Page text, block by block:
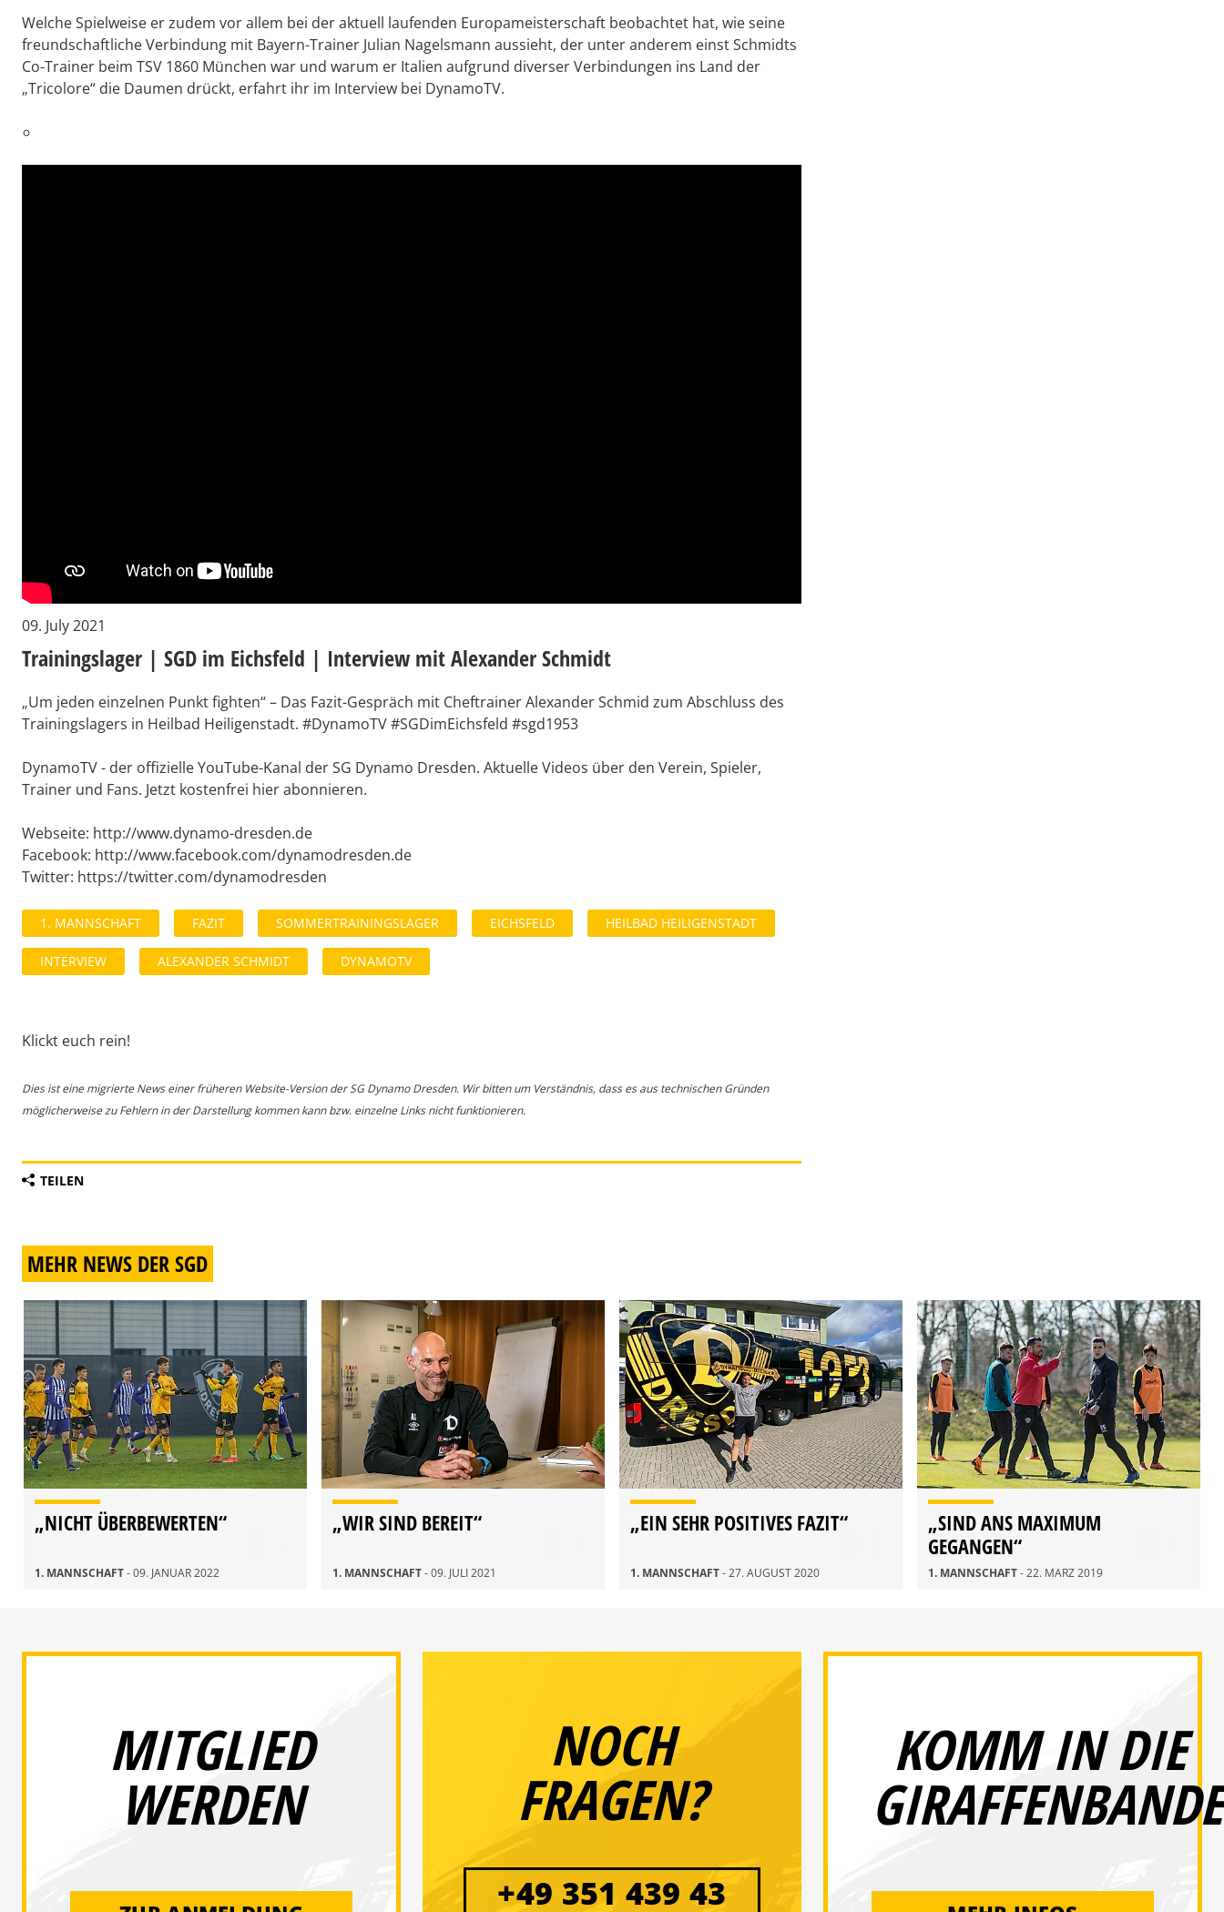
Welche Spielweise er zudem vor allem bei der aktuell laufenden Europameisterschaft beobachtet hat, wie seine
freundschaftliche Verbindung mit Bayern-Trainer Julian Nagelsmann aussieht, der unter anderem einst Schmidts
Co-Trainer beim TSV 1860 München war und warum er Italien aufgrund diverser Verbindungen ins Land der
„Tricolore“ die Daumen drückt, erfahrt ihr im Interview bei DynamoTV.
09. July 2021
Trainingslager | SGD im Eichsfeld | Interview mit Alexander Schmidt
„Um jeden einzelnen Punkt fighten“ – Das Fazit-Gespräch mit Cheftrainer Alexander Schmid zum Abschluss des
Trainingslagers in Heilbad Heiligenstadt. #DynamoTV #SGDimEichsfeld #sgd1953
DynamoTV - der offizielle YouTube-Kanal der SG Dynamo Dresden. Aktuelle Videos über den Verein, Spieler,
Trainer und Fans. Jetzt kostenfrei hier abonnieren.
Webseite: http://www.dynamo-dresden.de
Facebook: http://www.facebook.com/dynamodresden.de
Twitter: https://twitter.com/dynamodresden
1. MANNSCHAFT FAZIT SOMMERTRAININGSLAGER EICHSFELD HEILBAD HEILIGENSTADT
INTERVIEW ALEXANDER SCHMIDT DYNAMOTV
Klickt euch rein!
Dies ist eine migrierte News einer früheren Website-Version der SG Dynamo Dresden. Wir bitten um Verständnis, dass es aus technischen Gründen
möglicherweise zu Fehlern in der Darstellung kommen kann bzw. einzelne Links nicht funktionieren.
TEILEN
MEHR NEWS DER SGD
„NICHT ÜBERBEWERTEN“
1. MANNSCHAFT- 09. JANUAR 2022
„WIR SIND BEREIT“
1. MANNSCHAFT- 09. JULI 2021
„EIN SEHR POSITIVES FAZIT“
1. MANNSCHAFT- 27. AUGUST 2020
„SIND ANS MAXIMUM
GEGANGEN“
1. MANNSCHAFT- 22. MÄRZ 2019
MITGLIED
WERDEN
NOCH
FRAGEN?
+49 351 439 43
KOMM IN DIE
GIRAFFENBANDE